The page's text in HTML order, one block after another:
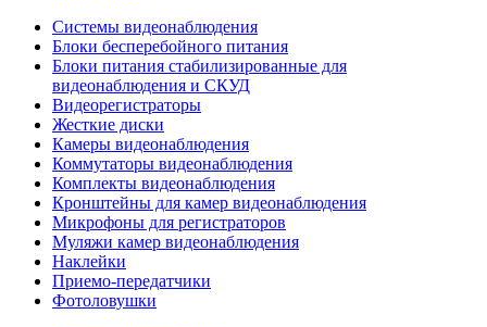
Системы видеонаблюдения
Блоки бесперебойного питания
Блоки питания стабилизированные для
видеонаблюдения и СКУД
Видеорегистраторы
Жесткие диски
Камеры видеонаблюдения
Коммутаторы видеонаблюдения
Комплекты видеонаблюдения
Кронштейны для камер видеонаблюдения
Микрофоны для регистраторов
Муляжи камер видеонаблюдения
Наклейки
Приемо-передатчики
Фотоловушки